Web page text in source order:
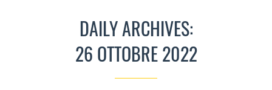
DAILY ARCHIVES:
26 OTTOBRE 2022